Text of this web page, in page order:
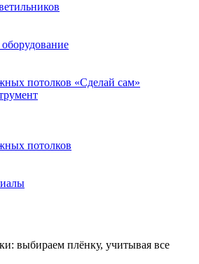
потолков «Сделай сам»
потолков
выбираем плёнку, учитывая все